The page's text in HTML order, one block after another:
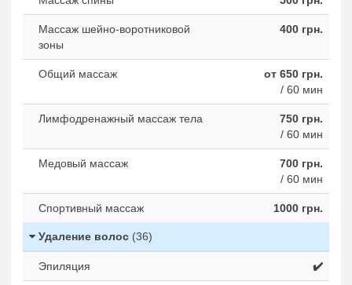
Массаж шейно-воротниковой
зоны
400 грн.
Общий массаж
от 650 грн.
/ 60 мин
Лимфодренажный массаж тела
750 грн.
/ 60 мин
Медовый массаж
700 грн.
/ 60 мин
Спортивный массаж 1000 грн.
Удаление волос (36)
Эпиляция ✔️